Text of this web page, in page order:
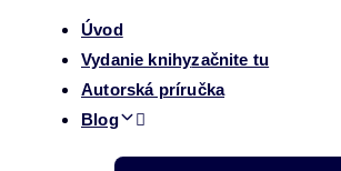
Úvod
Vydanie knihyzačnite tu
Autorská príručka
Blog